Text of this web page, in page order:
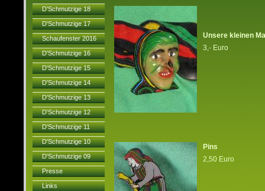
D'Schmutzige 18
D'Schmutzige 17
Schaufenster 2016
D'Schmutzige 16
D'Schmutzige 15
D'Schmutzige 14
D'Schmutzige 13
D'Schmutzige 12
D'Schmutzige 11
D'Schmutzige 10
D'Schmutzige 09
Presse
Links
Unsere kleinen
3,- Euro
Pins
2,50 Euro